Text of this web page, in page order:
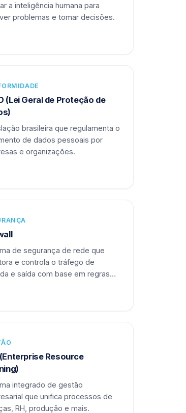
a inteligência humana para
problemas e tomar decisões.
(Lei Geral de Proteção de
brasileira que regulamenta o
de dados pessoais por
e organizações.
de segurança de rede que
e controla o tráfego de
e saída com base em regras
(Enterprise Resource
integrado de gestão
que unifica processos de
RH, produção e mais.